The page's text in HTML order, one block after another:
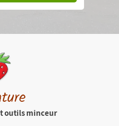
outils minceur